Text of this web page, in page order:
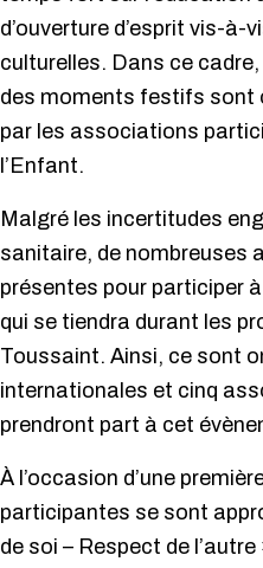
d’ouverture d’esprit vis-à-
culturelles. Dans ce
des moments festifs sont
par les associations
l’Enfant.
Malgré les incertitudes
sanitaire, de nombreuses
présentes pour participer
qui se tiendra durant les
Toussaint. Ainsi, ce sont
internationales et cinq
prendront part à cet
À l’occasion d’une
participantes se sont
de soi – Respect de